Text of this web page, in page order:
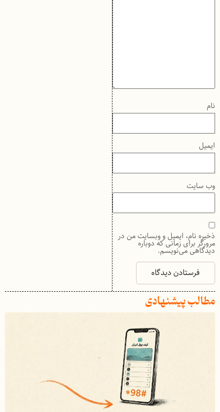
نام
ایمیل
وب‌ سایت
ذخیره نام، ایمیل و وبسایت من در
مرورگر برای زمانی که دوباره
دیدگاهی می‌نویسم.
مطالب پیشنهادی